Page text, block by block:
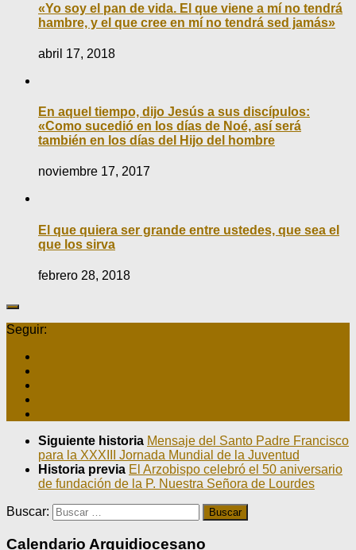
«Yo soy el pan de vida. El que viene a mí no tendrá
hambre, y el que cree en mí no tendrá sed jamás»
abril 17, 2018
En aquel tiempo, dijo Jesús a sus discípulos:
«Como sucedió en los días de Noé, así será
también en los días del Hijo del hombre
noviembre 17, 2017
El que quiera ser grande entre ustedes, que sea el
que los sirva
febrero 28, 2018
Seguir:
Siguiente historia Mensaje del Santo Padre Francisco
para la XXXIII Jornada Mundial de la Juventud
Historia previa El Arzobispo celebró el 50 aniversario
de fundación de la P. Nuestra Señora de Lourdes
Buscar:
Calendario Arquidiocesano